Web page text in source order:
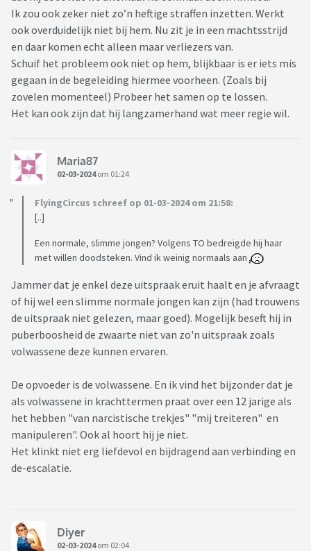
Ik zou ook zeker niet zo’n heftige straffen inzetten. Werkt
ook overduidelijk niet bij hem. Nu zit je in een machtsstrijd
en daar komen echt alleen maar verliezers van.
Schuif het probleem ook niet op hem, blijkbaar is er iets mis
gegaan in de begeleiding hiermee voorheen. (Zoals bij
zovelen momenteel) Probeer het samen op te lossen.
Het kan ook zijn dat hij langzamerhand wat meer regie wil.
Maria87
02-03-2024om 01:24
FlyingCircus schreef op 01-03-2024 om 21:58:
[..]
Een normale, slimme jongen? Volgens TO bedreigde hij haar
met willen doodsteken. Vind ik weinig normaals aan
Jammer dat je enkel deze uitspraak eruit haalt en je afvraagt
of hij wel een slimme normale jongen kan zijn (had trouwens
de uitspraak niet gelezen, maar goed). Mogelijk beseft hij in
puberboosheid de zwaarte niet van zo'n uitspraak zoals
volwassene deze kunnen ervaren.
De opvoeder is de volwassene. En ik vind het bijzonder dat je
als volwassene in krachttermen praat over een 12 jarige als
het hebben "van narcistische trekjes" "mij treiteren" en
manipuleren". Ook al hoort hij je niet.
Het klinkt niet erg liefdevol en bijdragend aan verbinding en
de-escalatie.
Diyer
02-03-2024om 02:04